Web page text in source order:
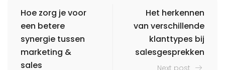
Hoe zorg je voor
een betere
synergie tussen
marketing &
sales
Het herkennen
van verschillende
klanttypes bij
salesgesprekken
Next post